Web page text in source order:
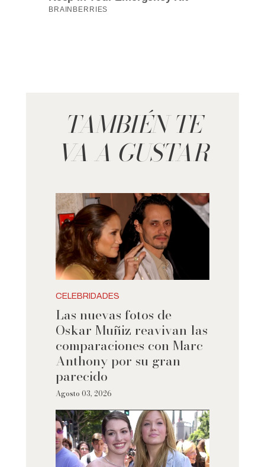
TAMBIÉN TE
VA A GUSTAR
CELEBRIDADES
Las nuevas fotos de
Oskar Muñiz reavivan las
comparaciones con Marc
Anthony por su gran
parecido
Agosto 03, 2026